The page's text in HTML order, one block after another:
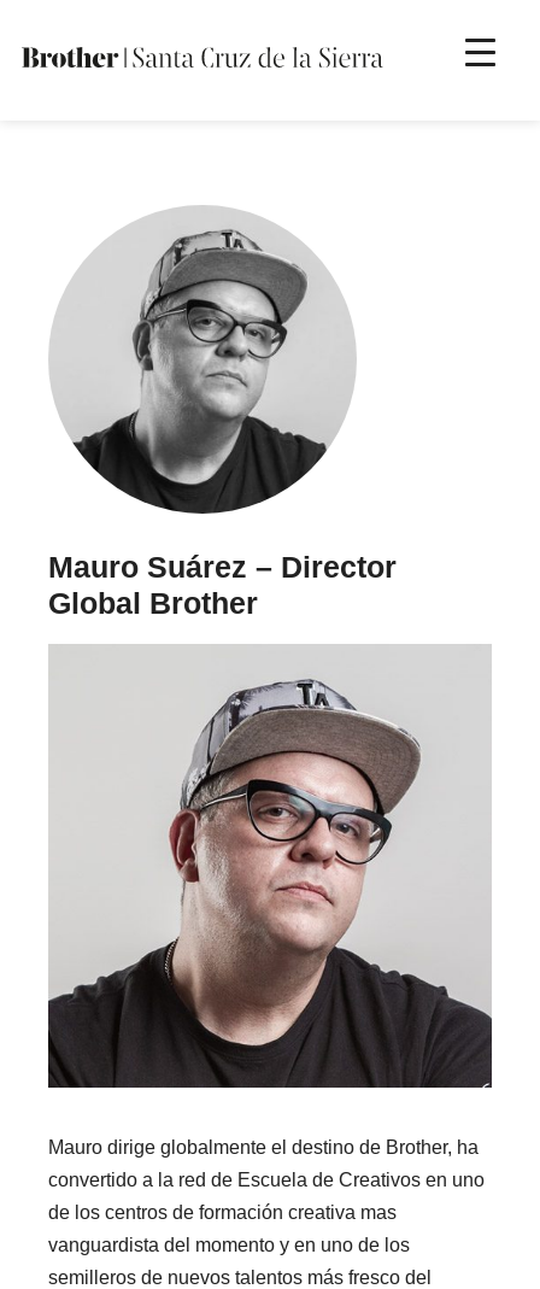
Mauro Suárez – Director
Global Brother
Mauro dirige globalmente el destino de Brother, ha
convertido a la red de Escuela de Creativos en uno
de los centros de formación creativa mas
vanguardista del momento y en uno de los
semilleros de nuevos talentos más fresco del